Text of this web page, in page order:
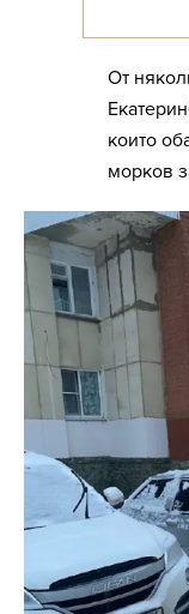
От
които
морков